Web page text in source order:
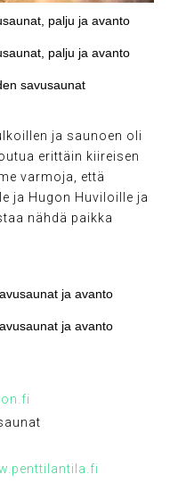
ja saunoen oli
erittäin kiireisen
varmoja, että
ja Hugon Huviloille ja
nähdä paikka